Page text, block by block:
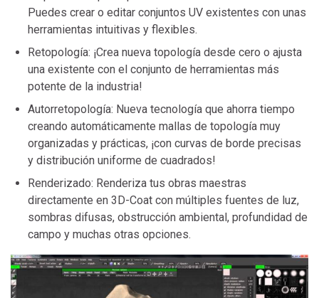
Puedes crear o editar conjuntos UV existentes con unas
herramientas intuitivas y flexibles.
Retopología: ¡Crea nueva topología desde cero o ajusta
una existente con el conjunto de herramientas más
potente de la industria!
Autorretopología: Nueva tecnología que ahorra tiempo
creando automáticamente mallas de topología muy
organizadas y prácticas, ¡con curvas de borde precisas
y distribución uniforme de cuadrados!
Renderizado: Renderiza tus obras maestras
directamente en 3D-Coat con múltiples fuentes de luz,
sombras difusas, obstrucción ambiental, profundidad de
campo y muchas otras opciones.